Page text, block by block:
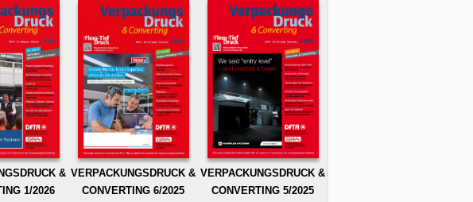
&
1/2026
VERPACKUNGSDRUCK &
CONVERTING 6/2025
VERPACKUNGSDRUCK &
CONVERTING 5/2025